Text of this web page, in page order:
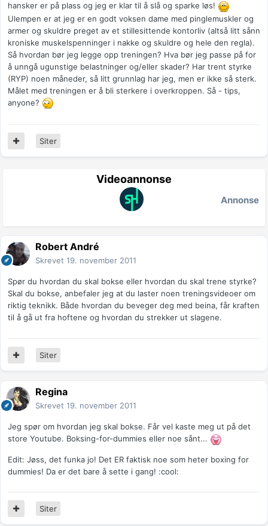
hansker er på plass og jeg er klar til å slå og sparke løs!
Ulempen er at jeg er en godt voksen dame med pinglemuskler og
armer og skuldre preget av et stillesittende kontorliv (altså litt sånn
kroniske muskelspenninger i nakke og skuldre og hele den regla).
Så hvordan bør jeg legge opp treningen? Hva bør jeg passe på for
å unngå ugunstige belastninger og/eller skader? Har trent styrke
(RYP) noen måneder, så litt grunnlag har jeg, men er ikke så sterk.
Målet med treningen er å bli sterkere i overkroppen. Så - tips,
anyone?
Siter
Videoannonse
Annonse
Robert André
Skrevet 19. november 2011
Spør du hvordan du skal bokse eller hvordan du skal trene styrke?
Skal du bokse, anbefaler jeg at du laster noen treningsvideoer om
riktig teknikk. Både hvordan du beveger deg med beina, får kraften
til å gå ut fra hoftene og hvordan du strekker ut slagene.
Siter
Regina
Skrevet 19. november 2011
Jeg spør om hvordan jeg skal bokse. Får vel kaste meg ut på det
store Youtube. Boksing-for-dummies eller noe sånt...
Edit: Jøss, det funka jo! Det ER faktisk noe som heter boxing for
dummies! Da er det bare å sette i gang! :cool:
Siter